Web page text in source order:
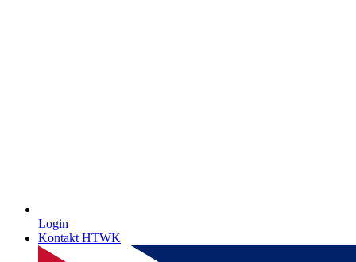
Login
Kontakt HTWK